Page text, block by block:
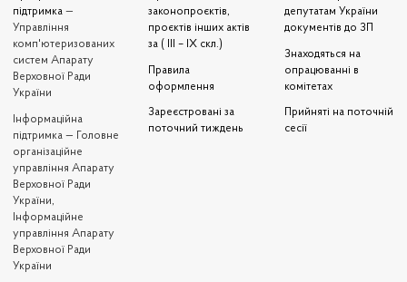
підтримка —
Управління
комп'ютеризованих
систем Апарату
Верховної Ради
України
Iнформаційна
підтримка — Головне
організаційне
управління Апарату
Верховної Ради
України,
Інформаційне
управління Апарату
Верховної Ради
України
законопроєктів,
проєктів інших актів
за ( III – IX скл.)
Правила
оформлення
Зареєстровані за
поточний тиждень
депутатам України
документів до ЗП
Знаходяться на
опрацюванні в
комітетах
Прийняті на поточній
сесії